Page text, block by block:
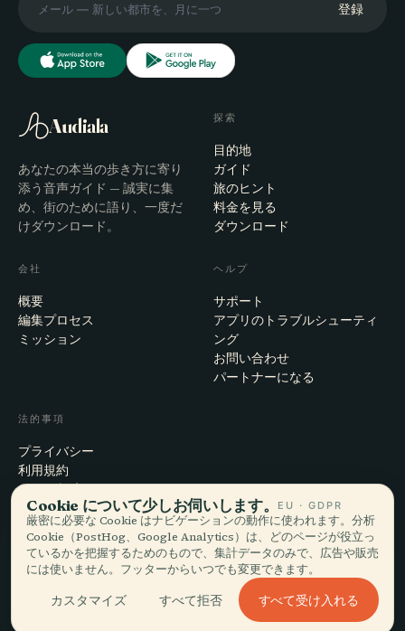
登録
Audiala
あなたの本当の歩き方に寄り
添う音声ガイド — 誠実に集
め、街のために語り、一度だ
けダウンロード。
探索
目的地
ガイド
旅のヒント
料金を見る
ダウンロード
会社
概要
編集プロセス
ミッション
ヘルプ
サポート
アプリのトラブルシューティ
ング
お問い合わせ
パートナーになる
法的事項
プライバシー
利用規約
Cookie設定
アカウント削除
© 2026 Audiala · スイス・モルジュにて、旅の途上で、雲の上で作ってい
EN · FR · DE · ES · IT · PT · JA · ZH · HI · RU · CS · AR
Cookie について少しお伺いします。 EU · GDPR
厳密に必要な Cookie はナビゲーションの動作に使われます。分析
Cookie（PostHog、Google Analytics）は、どのページが役立っ
ているかを把握するためのもので、集計データのみで、広告や販売
には使いません。フッターからいつでも変更できます。
カスタマイズ すべて拒否 すべて受け入れる